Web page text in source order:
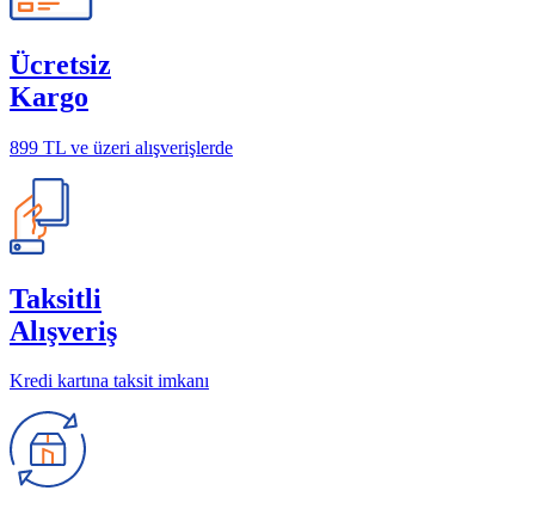
Ücretsiz
Kargo
899 TL ve üzeri alışverişlerde
Taksitli
Alışveriş
Kredi kartına taksit imkanı